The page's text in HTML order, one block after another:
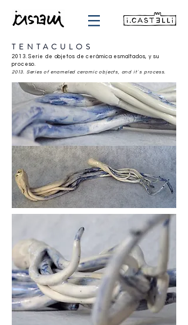
TENTACULOS
2013. Serie de objetos de cerámica esmaltados, y su
proceso.
2013. Series of enameled ceramic objects, and it´s process.